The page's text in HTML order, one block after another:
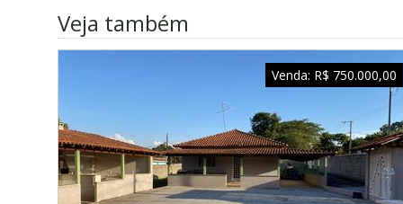
Veja também
Venda: R$ 750.000,00